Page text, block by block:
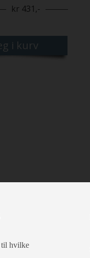
kr 431,-
i kurv
til hvilke